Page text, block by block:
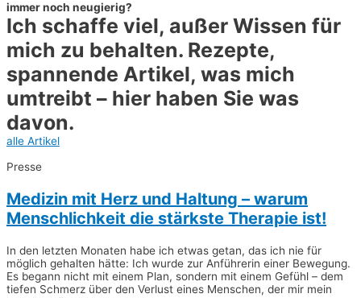
immer noch neugierig?
Ich schaffe viel, außer Wissen für
mich zu behalten. Rezepte,
spannende Artikel, was mich
umtreibt – hier haben Sie was
davon.
alle Artikel
Presse
Medizin mit Herz und Haltung – warum
Menschlichkeit die stärkste Therapie ist!
In den letzten Monaten habe ich etwas getan, das ich nie für
möglich gehalten hätte: Ich wurde zur Anführerin einer Bewegung.
Es begann nicht mit einem Plan, sondern mit einem Gefühl – dem
tiefen Schmerz über den Verlust eines Menschen, der mir mein